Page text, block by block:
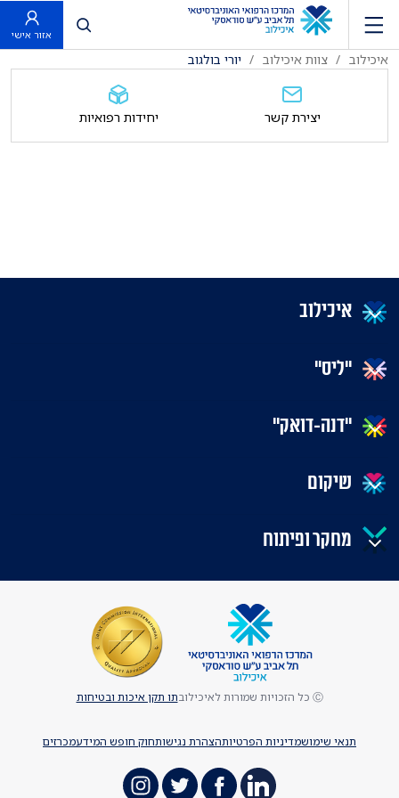
פתח חיפוש
אזור אישי
איכילוב צוות איכילוב יורי בולגוב
יצירת קשר יחידות רפואיות
איכילוב
"ליס"
"דנה-דואק"
שיקום
מחקר ופיתוח
תנאי שימושמדיניות הפרטיותהצהרת נגישותחוק חופש המידעמכרזים
Ⓒ כל הזכויות שמורות לאיכילוב תו תקן איכות ובטיחות